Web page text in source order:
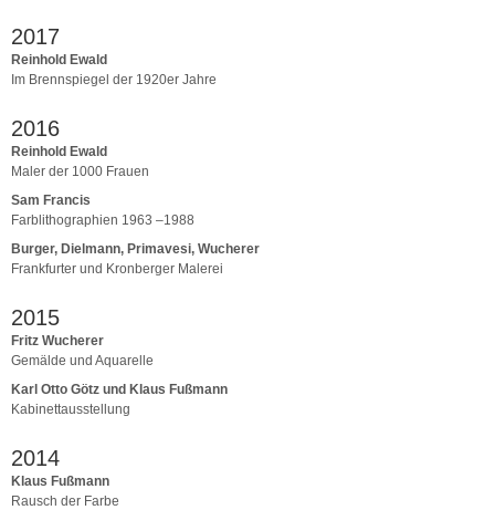
2017
Reinhold Ewald
Im Brennspiegel der 1920er Jahre
2016
Reinhold Ewald
Maler der 1000 Frauen
Sam Francis
Farblithographien 1963 –1988
Burger, Dielmann, Primavesi, Wucherer
Frankfurter und Kronberger Malerei
2015
Fritz Wucherer
Gemälde und Aquarelle
Karl Otto Götz und Klaus Fußmann
Kabinettausstellung
2014
Klaus Fußmann
Rausch der Farbe